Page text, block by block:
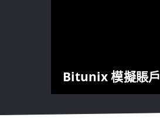
Bitunix 模擬賬戶